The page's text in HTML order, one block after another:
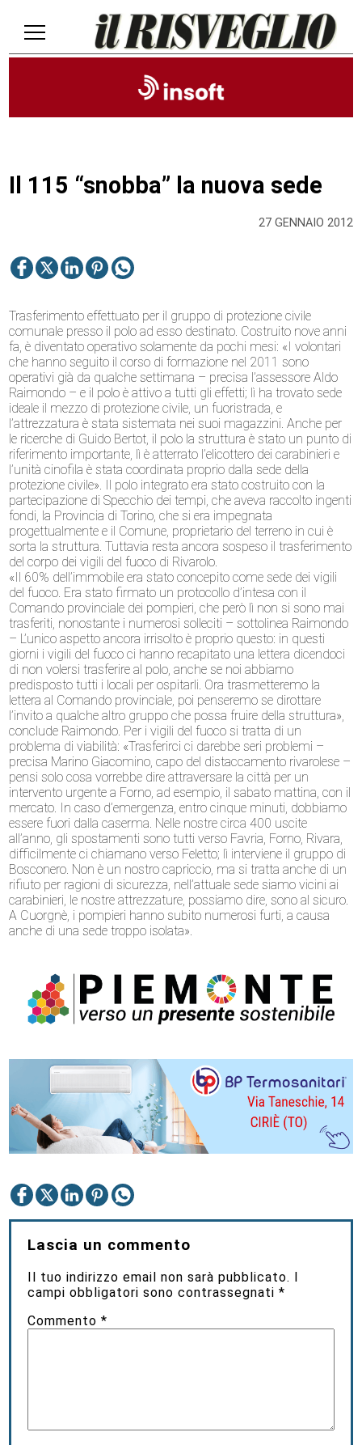
27 GENNAIO 2012
Il 115 “snobba” la nuova sede
Trasferimento effettuato per il gruppo di protezione civile
comunale presso il polo ad esso destinato. Costruito nove anni
fa, è diventato operativo solamente da pochi mesi: «I volontari
che hanno seguito il corso di formazione nel 2011 sono
operativi già da qualche settimana – precisa l’assessore Aldo
Raimondo – e il polo è attivo a tutti gli effetti; lì ha trovato sede
ideale il mezzo di protezione civile, un fuoristrada, e
l’attrezzatura è stata sistemata nei suoi magazzini. Anche per
le ricerche di Guido Bertot, il polo la struttura è stato un punto di
riferimento importante, lì è atterrato l’elicottero dei carabinieri e
l’unità cinofila è stata coordinata proprio dalla sede della
protezione civile». Il polo integrato era stato costruito con la
partecipazione di Specchio dei tempi, che aveva raccolto ingenti
fondi, la Provincia di Torino, che si era impegnata
progettualmente e il Comune, proprietario del terreno in cui è
sorta la struttura. Tuttavia resta ancora sospeso il trasferimento
del corpo dei vigili del fuoco di Rivarolo.
«Il 60% dell’immobile era stato concepito come sede dei vigili
del fuoco. Era stato firmato un protocollo d’intesa con il
Comando provinciale dei pompieri, che però lì non si sono mai
trasferiti, nonostante i numerosi solleciti – sottolinea Raimondo
– L’unico aspetto ancora irrisolto è proprio questo: in questi
giorni i vigili del fuoco ci hanno recapitato una lettera dicendoci
di non volersi trasferire al polo, anche se noi abbiamo
predisposto tutti i locali per ospitarli. Ora trasmetteremo la
lettera al Comando provinciale, poi penseremo se dirottare
l’invito a qualche altro gruppo che possa fruire della struttura»,
conclude Raimondo. Per i vigili del fuoco si tratta di un
problema di viabilità: «Trasferirci ci darebbe seri problemi –
precisa Marino Giacomino, capo del distaccamento rivarolese –
pensi solo cosa vorrebbe dire attraversare la città per un
intervento urgente a Forno, ad esempio, il sabato mattina, con il
mercato. In caso d’emergenza, entro cinque minuti, dobbiamo
essere fuori dalla caserma. Nelle nostre circa 400 uscite
all’anno, gli spostamenti sono tutti verso Favria, Forno, Rivara,
difficilmente ci chiamano verso Feletto; lì interviene il gruppo di
Bosconero. Non è un nostro capriccio, ma si tratta anche di un
rifiuto per ragioni di sicurezza, nell’attuale sede siamo vicini ai
carabinieri, le nostre attrezzature, possiamo dire, sono al sicuro.
A Cuorgnè, i pompieri hanno subito numerosi furti, a causa
anche di una sede troppo isolata».
Lascia un commento
Il tuo indirizzo email non sarà pubblicato. I
campi obbligatori sono contrassegnati*
Commento*